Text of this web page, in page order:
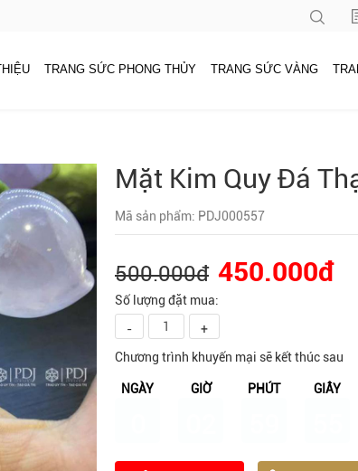
TRANG SỨC PHONG THỦY TRANG SỨC VÀNG
Mặt Kim Quy Đá
Mã sản phẩm: PDJ000557
500.000đ 450.000đ
Số lượng đặt mua:
-
+
Chương trình khuyến mại sẽ kết thúc sau
NGÀY GIỜ PHÚT GIÂY